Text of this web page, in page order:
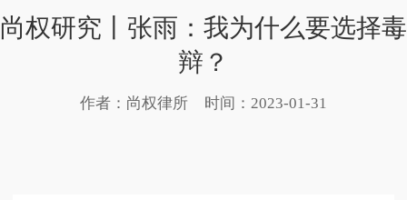
尚权研究丨张雨：我为什么要选择毒
辩？
作者：尚权律所 时间：2023-01-31